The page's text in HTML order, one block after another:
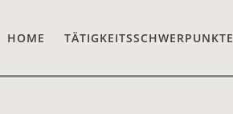
HOME TÄTIGKEITSSCHWERPUNKTE